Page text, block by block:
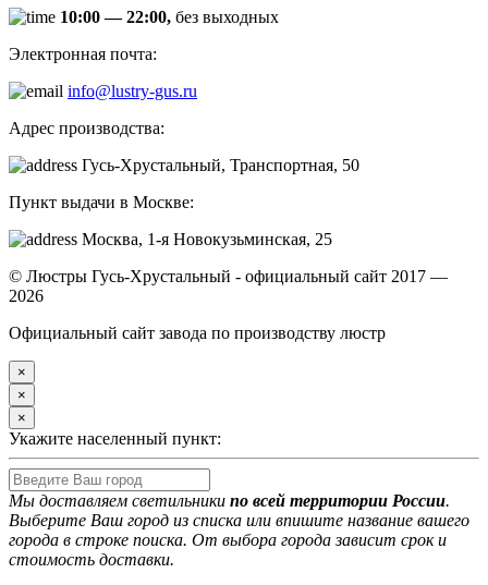
10:00 — 22:00, без выходных
Электронная почта:
info@lustry-gus.ru
Адрес производства:
Гусь-Хрустальный, Транспортная, 50
Пункт выдачи в Москве:
Москва, 1-я Новокузьминская, 25
© Люстры Гусь-Хрустальный - официальный сайт 2017 —
2026
Официальный сайт завода по производству люстр
×
×
×
Укажите населенный пункт:
Мы доставляем светильники по всей территории России.
Выберите Ваш город из списка или впишите название вашего
города в строке поиска. От выбора города зависит срок и
стоимость доставки.